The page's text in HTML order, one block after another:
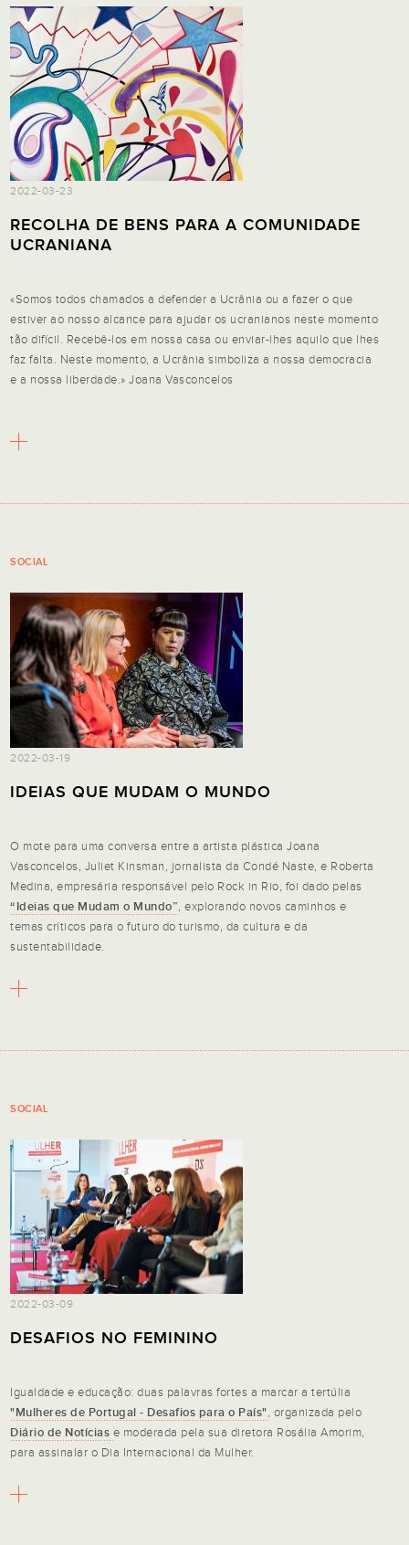
2022-03-23
RECOLHA DE BENS PARA A COMUNIDADE
UCRANIANA
«Somos todos chamados a defender a Ucrânia ou a fazer o que
estiver ao nosso alcance para ajudar os ucranianos neste momento
tão difícil. Recebê-los em nossa casa ou enviar-lhes aquilo que lhes
faz falta. Neste momento, a Ucrânia simboliza a nossa democracia
e a nossa liberdade.» Joana Vasconcelos
SOCIAL
2022-03-19
IDEIAS QUE MUDAM O MUNDO
O mote para uma conversa entre a artista plástica Joana
Vasconcelos, Juliet Kinsman, jornalista da Condé Naste, e Roberta
Medina, empresária responsável pelo Rock in Rio, foi dado pelas
“Ideias que Mudam o Mundo”, explorando novos caminhos e
temas críticos para o futuro do turismo, da cultura e da
sustentabilidade.
SOCIAL
2022-03-09
DESAFIOS NO FEMININO
Igualdade e educação: duas palavras fortes a marcar a tertúlia
"Mulheres de Portugal - Desafios para o País", organizada pelo
Diário de Notícias e moderada pela sua diretora Rosália Amorim,
para assinalar o Dia Internacional da Mulher.